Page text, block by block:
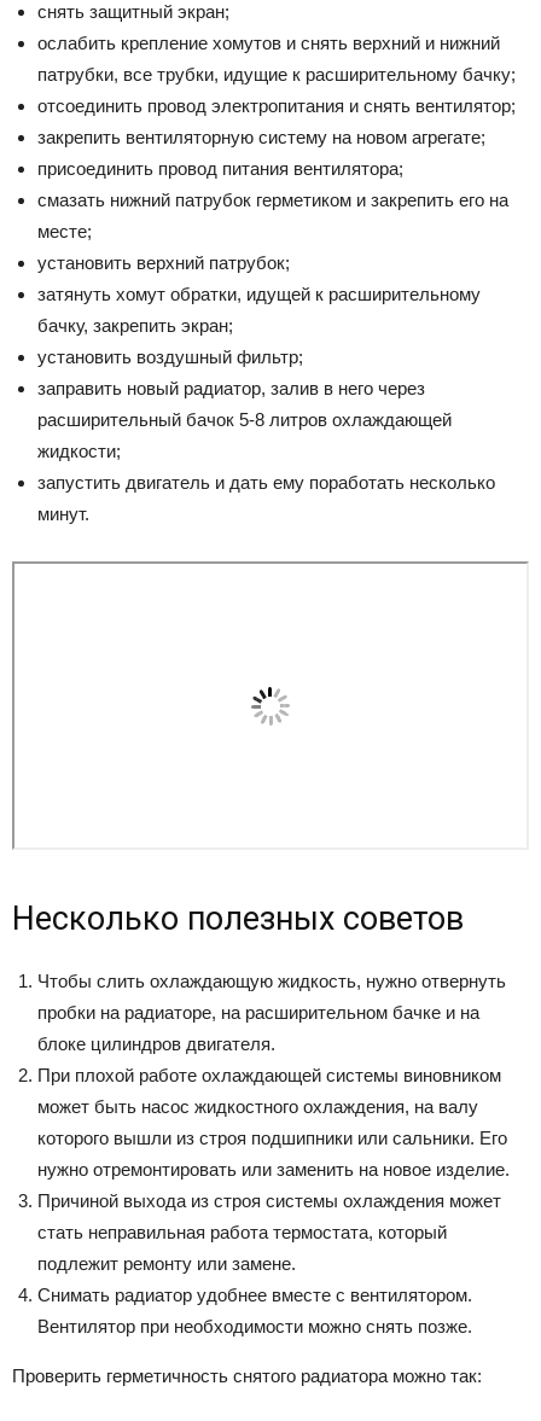
снять защитный экран;
ослабить крепление хомутов и снять верхний и нижний
патрубки, все трубки, идущие к расширительному бачку;
отсоединить провод электропитания и снять вентилятор;
закрепить вентиляторную систему на новом агрегате;
присоединить провод питания вентилятора;
смазать нижний патрубок герметиком и закрепить его на
месте;
установить верхний патрубок;
затянуть хомут обратки, идущей к расширительному
бачку, закрепить экран;
установить воздушный фильтр;
заправить новый радиатор, залив в него через
расширительный бачок 5-8 литров охлаждающей
жидкости;
запустить двигатель и дать ему поработать несколько
минут.
Несколько полезных советов
Чтобы слить охлаждающую жидкость, нужно отвернуть
пробки на радиаторе, на расширительном бачке и на
блоке цилиндров двигателя.
При плохой работе охлаждающей системы виновником
может быть насос жидкостного охлаждения, на валу
которого вышли из строя подшипники или сальники. Его
нужно отремонтировать или заменить на новое изделие.
Причиной выхода из строя системы охлаждения может
стать неправильная работа термостата, который
подлежит ремонту или замене.
Снимать радиатор удобнее вместе с вентилятором.
Вентилятор при необходимости можно снять позже.
Проверить герметичность снятого радиатора можно так: